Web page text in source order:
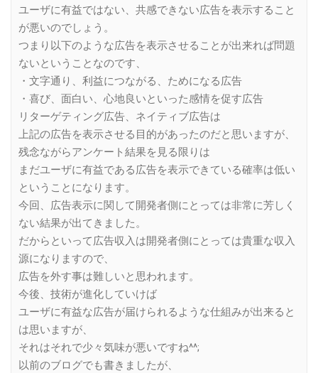
ユーザに有益ではない、共感できない広告を表示すること
が悪いのでしょう。
つまり以下のような広告を表示させることが出来れば問題
ないということなのです、
・文字通り、利益につながる、ためになる広告
・喜び、面白い、心地良いといった感情を促す広告
リターゲティング広告、ネイティブ広告は
上記の広告を表示させる目的があったのだと思いますが、
残念ながらアンケート結果を見る限りは
まだユーザに有益である広告を表示できている確率は低い
ということになります。
今回、広告表示に関して開発者側にとっては非常に芳しく
ない結果が出てきました。
だからといって広告収入は開発者側にとっては貴重な収入
源になりますので、
広告を外す事は難しいと思われます。
今後、技術が進化していけば
ユーザに有益な広告が届けられるような仕組みが出来ると
は思いますが、
それはそれで少々気味が悪いですね^^;
以前のブログでも書きましたが、